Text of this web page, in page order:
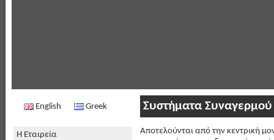
English Greek
Η Εταιρεία
Συστήματα Συναγερμού
Αποτελούνται από την κεντρική